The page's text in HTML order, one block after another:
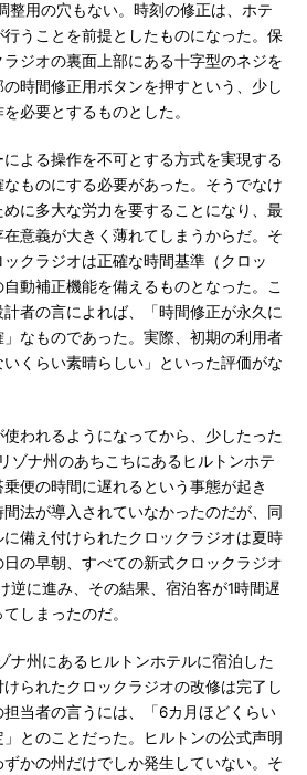
整用の穴もない。時刻の修正は、ホテ
うことを前提としたものになった。保
ジオの裏面上部にある十字型のネジを
時間修正用ボタンを押すという、少し
必要とするものとした。
よる操作を不可とする方式を実現する
ものにする必要があった。そうでなけ
に多大な労力を要することになり、最
意義が大きく薄れてしまうからだ。そ
クラジオは正確な時間基準（クロッ
動補正機能を備えるものとなった。こ
者の言によれば、「時間修正が永久に
なものであった。実際、初期の利用者
くらい素晴らしい」といった評価がな
われるようになってから、少したった
ゾナ州のあちこちにあるヒルトンホテ
便の時間に遅れるという事態が起き
法が導入されていなかったのだが、同
備え付けられたクロックラジオは夏時
の早朝、すべての新式クロックラジオ
逆に進み、その結果、宿泊客が1時間遅
しまったのだ。
ナ州にあるヒルトンホテルに宿泊した
られたクロックラジオの改修は完了し
当者の言うには、「6カ月ほどくらい
とのことだった。ヒルトンの公式声明
かの州だけでしか発生していない。そ